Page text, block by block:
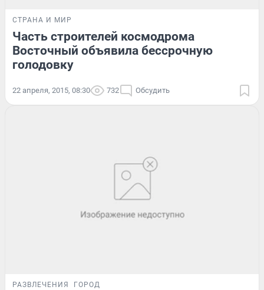
СТРАНА И МИР
Часть строителей космодрома
Восточный объявила бессрочную
голодовку
22 апреля, 2015, 08:30 732 Обсудить
РАЗВЛЕЧЕНИЯ ГОРОД